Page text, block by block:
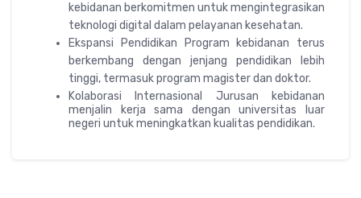
kebidanan berkomitmen untuk mengintegrasikan
teknologi digital dalam pelayanan kesehatan.
Ekspansi Pendidikan Program kebidanan terus
berkembang dengan jenjang pendidikan lebih
tinggi, termasuk program magister dan doktor.
Kolaborasi Internasional Jurusan kebidanan
menjalin kerja sama dengan universitas luar
negeri untuk meningkatkan kualitas pendidikan.